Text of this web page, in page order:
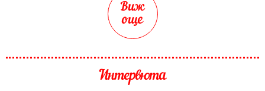
Виж
още
Интервюта